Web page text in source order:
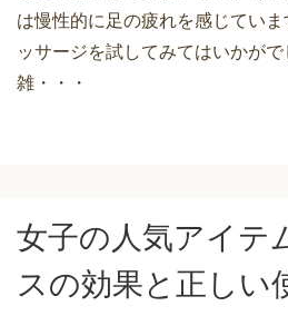
は慢性的に足の疲れを感じてい
ッサージを試してみてはいかが
雑・・・
女子の人気アイテ
スの効果と正しい